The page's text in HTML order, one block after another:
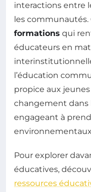
interactions entre
les communautés.
formations qui
éducateurs en
l’éducation
propice aux
changement dans
engageant à
Pour explorer
éducatives,
ressources